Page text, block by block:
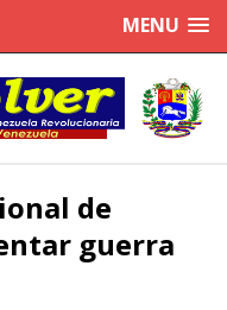
MENU
de
guerra